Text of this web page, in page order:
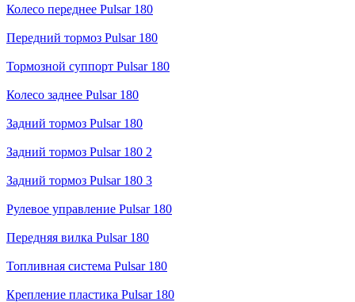
Колесо переднее Pulsar 180
Передний тормоз Pulsar 180
Тормозной суппорт Pulsar 180
Колесо заднее Pulsar 180
Задний тормоз Pulsar 180
Задний тормоз Pulsar 180 2
Задний тормоз Pulsar 180 3
Рулевое управление Pulsar 180
Передняя вилка Pulsar 180
Топливная система Pulsar 180
Крепление пластика Pulsar 180